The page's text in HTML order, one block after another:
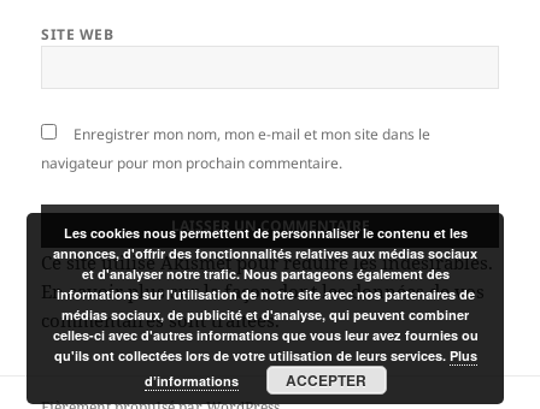
SITE WEB
Enregistrer mon nom, mon e-mail et mon site dans le
navigateur pour mon prochain commentaire.
Ce site utilise Akismet pour réduire les indésirables.
En savoir plus sur la façon dont les données de vos
commentaires sont traitées.
Les cookies nous permettent de personnaliser le contenu et les
annonces, d'offrir des fonctionnalités relatives aux médias sociaux
et d'analyser notre trafic. Nous partageons également des
informations sur l'utilisation de notre site avec nos partenaires de
médias sociaux, de publicité et d'analyse, qui peuvent combiner
celles-ci avec d'autres informations que vous leur avez fournies ou
qu'ils ont collectées lors de votre utilisation de leurs services. Plus
d’informations
ACCEPTER